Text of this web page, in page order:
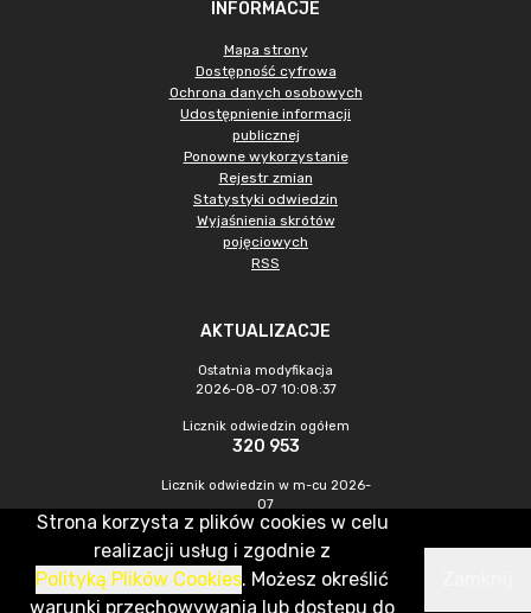
INFORMACJE
Mapa strony
Dostępność cyfrowa
Ochrona danych osobowych
Udostępnienie informacji
publicznej
Ponowne wykorzystanie
Rejestr zmian
Statystyki odwiedzin
Wyjaśnienia skrótów
pojęciowych
RSS
AKTUALIZACJE
Ostatnia modyfikacja
2026-08-07 10:08:37
Licznik odwiedzin ogółem
320 953
Licznik odwiedzin w m-cu 2026-
07
1 012
CMS & Hosting: Nefeni Sp. z o.o.
Strona korzysta z plików cookies w celu
realizacji usług i zgodnie z
Polityką Plików Cookies. Możesz określić
warunki przechowywania lub dostępu do